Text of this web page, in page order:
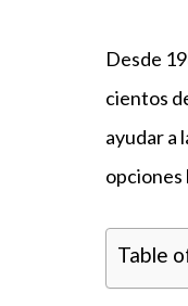
Desde
cientos
ayudar a
opciones
Table